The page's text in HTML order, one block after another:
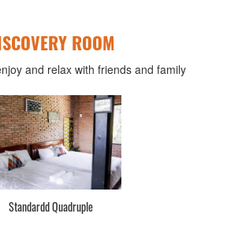
ROOM
and relax with friends and family
Standardd Quadruple